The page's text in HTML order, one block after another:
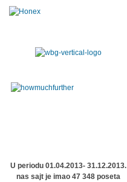
U periodu 01.04.2013- 31.12.2013.
nas sajt je imao 47 348 poseta